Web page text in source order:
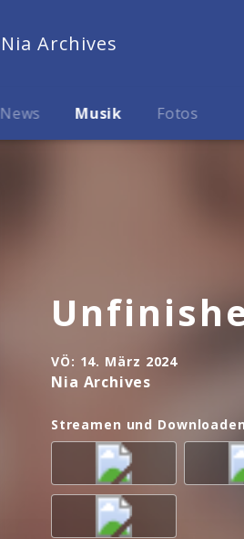
Nia Archives
News Musik Fotos
VÖ: 14. März 2024
Nia Archives
Streamen und Downloaden